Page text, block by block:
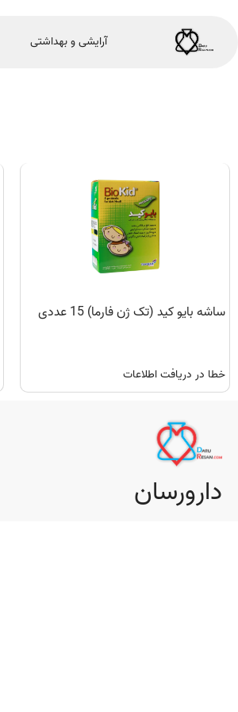
آرایشی و بهداشتی
ساشه بایو کید (تک ژن فارما) 15 عددی
خطا در دریافت اطلاعات
دارورسان